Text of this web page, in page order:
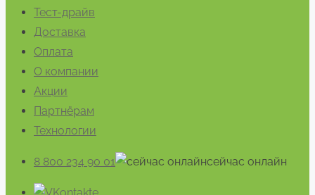
Тест-драйв
Доставка
Оплата
О компании
Акции
Партнёрам
Технологии
8 800 234 90 01 cейчас онлайн